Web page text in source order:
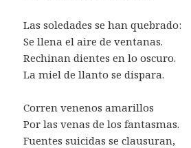
Las soledades se han quebrado:
Se llena el aire de ventanas.
Rechinan dientes en lo oscuro.
La miel de llanto se dispara.
Corren venenos amarillos
Por las venas de los fantasmas.
Fuentes suicidas se clausuran,